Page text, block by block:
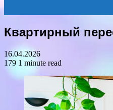
for
Квартирный
16.04.2026
179 1 minute read